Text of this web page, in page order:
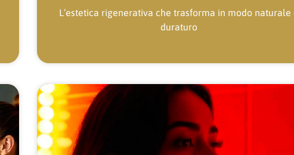
L’estetica rigenerativa che trasforma in modo naturale
duraturo